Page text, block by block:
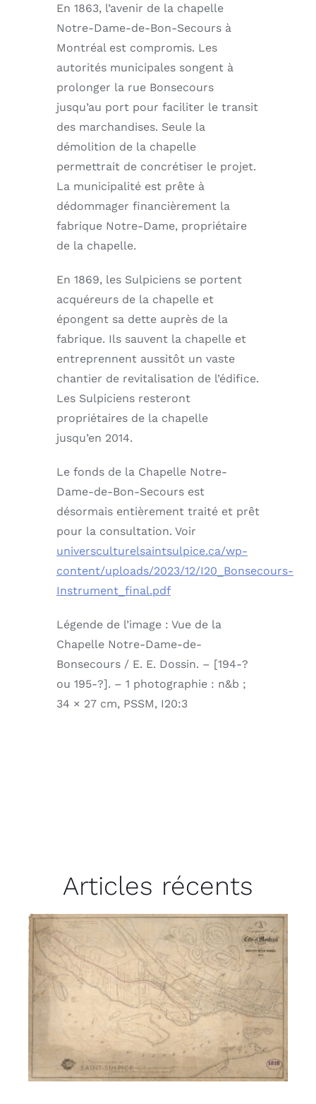
En 1863, l’avenir de la chapelle
Notre-Dame-de-Bon-Secours à
Montréal est compromis. Les
autorités municipales songent à
prolonger la rue Bonsecours
jusqu’au port pour faciliter le transit
des marchandises. Seule la
démolition de la chapelle
permettrait de concrétiser le projet.
La municipalité est prête à
dédommager financièrement la
fabrique Notre-Dame, propriétaire
de la chapelle.
En 1869, les Sulpiciens se portent
acquéreurs de la chapelle et
épongent sa dette auprès de la
fabrique. Ils sauvent la chapelle et
entreprennent aussitôt un vaste
chantier de revitalisation de l’édifice.
Les Sulpiciens resteront
propriétaires de la chapelle
jusqu’en 2014.
Le fonds de la Chapelle Notre-
Dame-de-Bon-Secours est
désormais entièrement traité et prêt
pour la consultation. Voir
universculturelsaintsulpice.ca/wp-
content/uploads/2023/12/I20_Bonsecours-
Instrument_final.pdf
Légende de l’image : Vue de la
Chapelle Notre-Dame-de-
Bonsecours / E. E. Dossin. – [194-?
ou 195-?]. – 1 photographie : n&b ;
34 × 27 cm, PSSM, I20:3
Articles récents